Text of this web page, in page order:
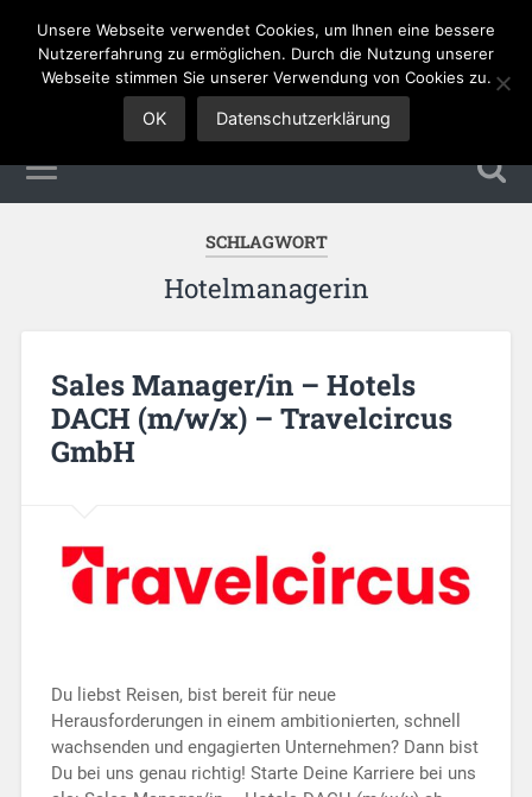
Sales Jobs
SCHLAGWORT
Hotelmanagerin
Sales Manager/in – Hotels
DACH (m/w/x) – Travelcircus
GmbH
Du liebst Reisen, bist bereit für neue
Herausforderungen in einem ambitionierten, schnell
wachsenden und engagierten Unternehmen? Dann bist
Du bei uns genau richtig! Starte Deine Karriere bei uns
Unsere Webseite verwendet Cookies, um Ihnen eine bessere
Nutzererfahrung zu ermöglichen. Durch die Nutzung unserer
Webseite stimmen Sie unserer Verwendung von Cookies zu.
OK Datenschutzerklärung